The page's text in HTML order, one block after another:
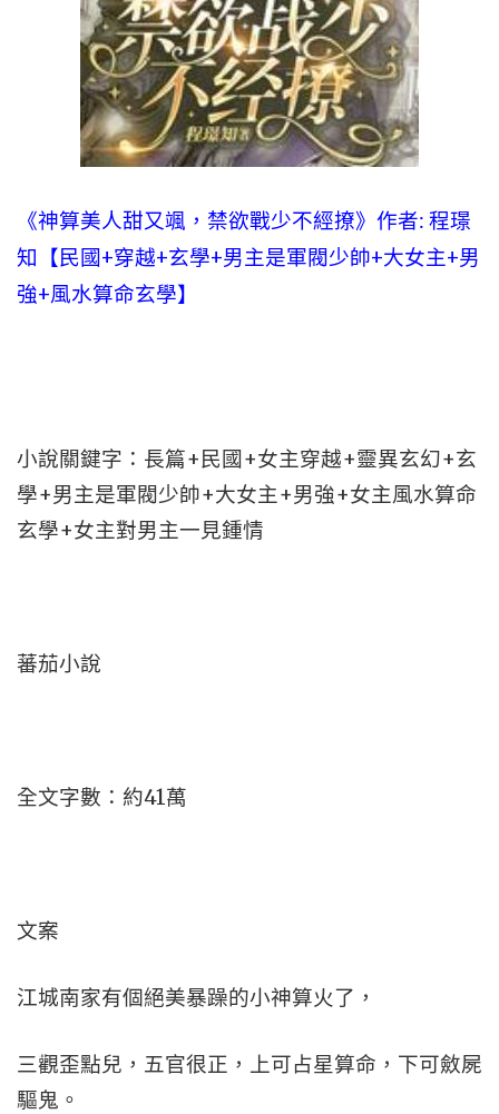
《神算美人甜又颯，禁欲戰少不經撩》作者: 程璟
知【民國+穿越+玄學+男主是軍閥少帥+大女主+男
強+風水算命玄學】
小說關鍵字：長篇+民國+女主穿越+靈異玄幻+玄
學+男主是軍閥少帥+大女主+男強+女主風水算命
玄學+女主對男主一見鍾情
蕃茄小說
全文字數：約41萬
文案
江城南家有個絕美暴躁的小神算火了，
三觀歪點兒，五官很正，上可占星算命，下可斂屍
驅鬼。